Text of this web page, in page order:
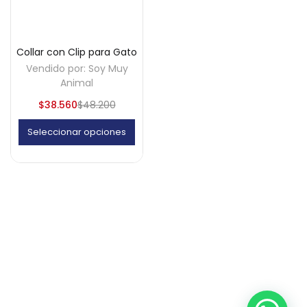
Collar con Clip para Gato
Vendido por: Soy Muy
Animal
$38.560$48.200
Seleccionar opciones